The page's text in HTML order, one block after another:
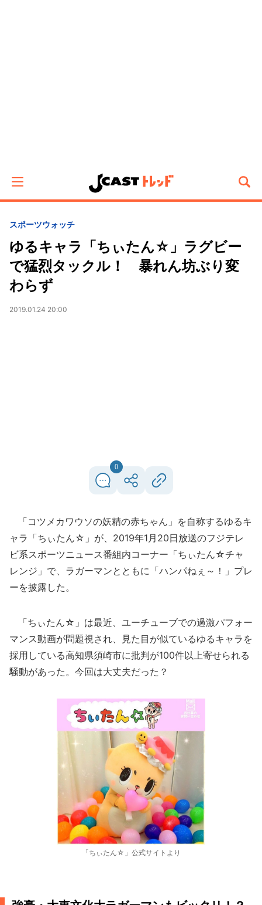
スポーツウォッチ
ゆるキャラ「ちぃたん☆」ラグビー
で猛烈タックル！ 暴れん坊ぶり変
わらず
2019.01.24 20:00
0
「コツメカワウソの妖精の赤ちゃん」を自称するゆるキ
ャラ「ちぃたん☆」が、2019年1月20日放送のフジテレ
ビ系スポーツニュース番組内コーナー「ちぃたん☆チャ
レンジ」で、ラガーマンとともに「ハンパねぇ～！」プレ
ーを披露した。
「ちぃたん☆」は最近、ユーチューブでの過激パフォー
マンス動画が問題視され、見た目が似ているゆるキャラを
採用している高知県須崎市に批判が100件以上寄せられる
騒動があった。今回は大丈夫だった？
「ちぃたん☆」公式サイトより